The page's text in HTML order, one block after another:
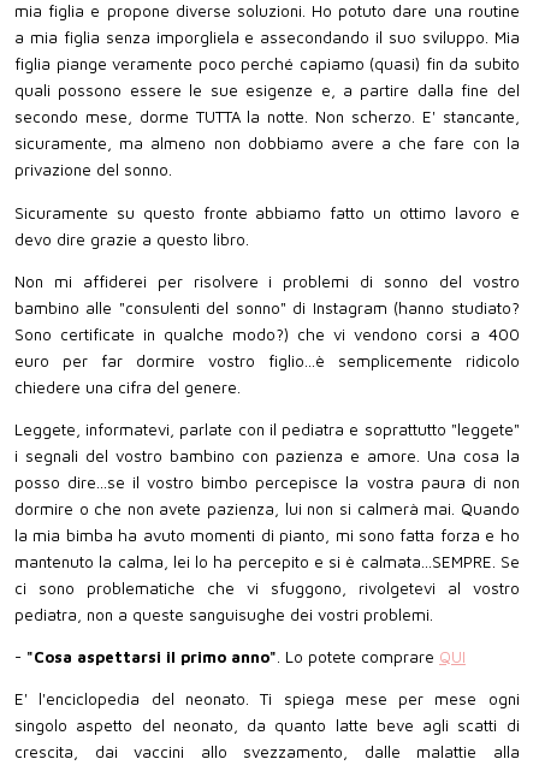
mia figlia e propone diverse soluzioni. Ho potuto dare una routine
a mia figlia senza imporgliela e assecondando il suo sviluppo. Mia
figlia piange veramente poco perché capiamo (quasi) fin da subito
quali possono essere le sue esigenze e, a partire dalla fine del
secondo mese, dorme TUTTA la notte. Non scherzo. E' stancante,
sicuramente, ma almeno non dobbiamo avere a che fare con la
privazione del sonno.
Sicuramente su questo fronte abbiamo fatto un ottimo lavoro e
devo dire grazie a questo libro.
Non mi affiderei per risolvere i problemi di sonno del vostro
bambino alle "consulenti del sonno" di Instagram (hanno studiato?
Sono certificate in qualche modo?) che vi vendono corsi a 400
euro per far dormire vostro figlio...è semplicemente ridicolo
chiedere una cifra del genere.
Leggete, informatevi, parlate con il pediatra e soprattutto "leggete"
i segnali del vostro bambino con pazienza e amore. Una cosa la
posso dire...se il vostro bimbo percepisce la vostra paura di non
dormire o che non avete pazienza, lui non si calmerà mai. Quando
la mia bimba ha avuto momenti di pianto, mi sono fatta forza e ho
mantenuto la calma, lei lo ha percepito e si è calmata...SEMPRE. Se
ci sono problematiche che vi sfuggono, rivolgetevi al vostro
pediatra, non a queste sanguisughe dei vostri problemi.
- "Cosa aspettarsi il primo anno" . Lo potete comprare QUI
E' l'enciclopedia del neonato. Ti spiega mese per mese ogni
singolo aspetto del neonato, da quanto latte beve agli scatti di
crescita, dai vaccini allo svezzamento, dalle malattie alla